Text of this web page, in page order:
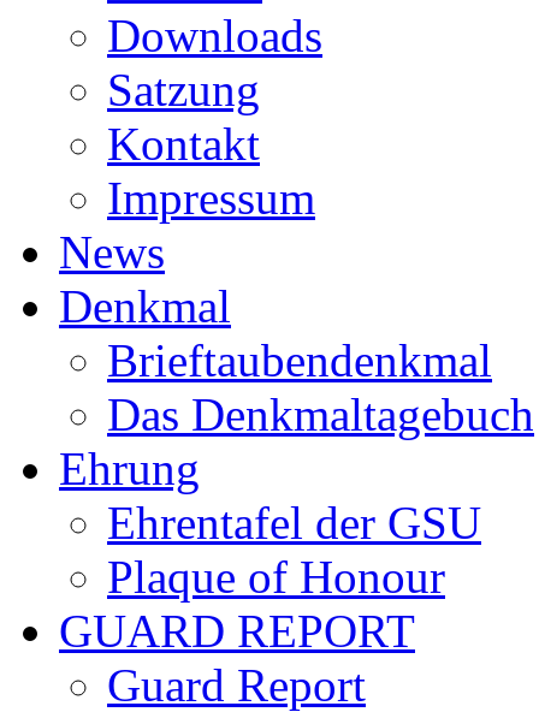
Downloads
Satzung
Kontakt
Impressum
News
Denkmal
Brieftaubendenkmal
Das Denkmaltagebuch
Ehrung
Ehrentafel der GSU
Plaque of Honour
GUARD REPORT
Guard Report